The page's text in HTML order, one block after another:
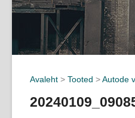
Avaleht > Tooted >Autode